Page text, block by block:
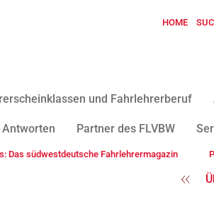
HOME
und Fahrlehrerberuf
Antworten Partner des FLVBW
Das südwestdeutsche Fahrlehrermagazin